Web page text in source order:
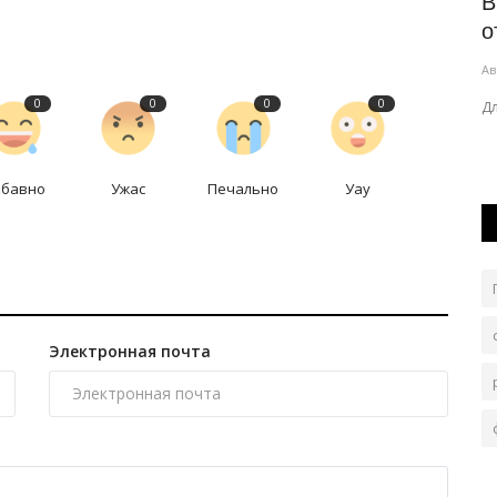
0 0
Ужас
0
Печально
0
Уау
Электронная почта
На улицах областного центра используются
современные пылесосы.